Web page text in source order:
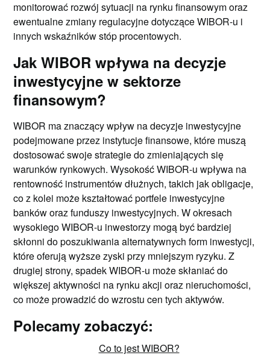
monitorować rozwój sytuacji na rynku finansowym oraz
ewentualne zmiany regulacyjne dotyczące WIBOR-u i
innych wskaźników stóp procentowych.
Jak WIBOR wpływa na decyzje
inwestycyjne w sektorze
finansowym?
WIBOR ma znaczący wpływ na decyzje inwestycyjne
podejmowane przez instytucje finansowe, które muszą
dostosować swoje strategie do zmieniających się
warunków rynkowych. Wysokość WIBOR-u wpływa na
rentowność instrumentów dłużnych, takich jak obligacje,
co z kolei może kształtować portfele inwestycyjne
banków oraz funduszy inwestycyjnych. W okresach
wysokiego WIBOR-u inwestorzy mogą być bardziej
skłonni do poszukiwania alternatywnych form inwestycji,
które oferują wyższe zyski przy mniejszym ryzyku. Z
drugiej strony, spadek WIBOR-u może skłaniać do
większej aktywności na rynku akcji oraz nieruchomości,
co może prowadzić do wzrostu cen tych aktywów.
Polecamy zobaczyć:
Co to jest WIBOR?